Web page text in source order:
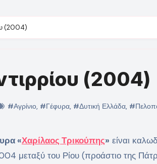
(2004)
(2004)
#Αγρίνιο, #Γέφυρα, #Δυτική Ελλάδα,
«Χαρίλαος Τρικούπης» είναι
μεταξύ του Ρίου (προάστιο της